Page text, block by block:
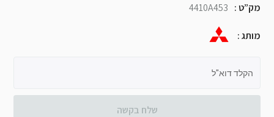
4410A453 :מק”ט
:מותג
הקלד דוא"ל
שלח בקשה